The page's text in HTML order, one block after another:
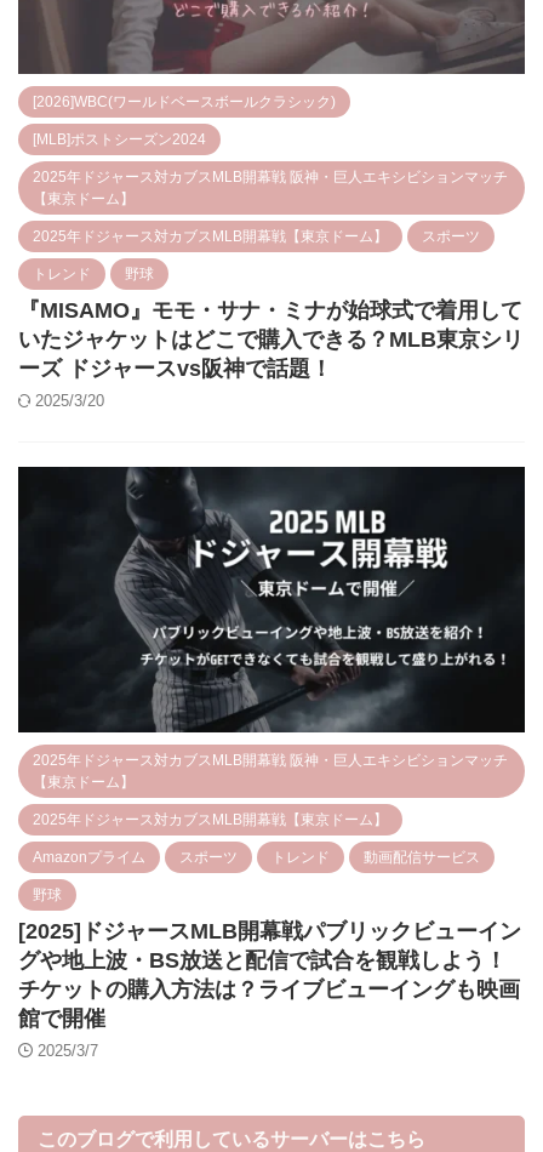
[2026]WBC(ワールドベースボールクラシック)
[MLB]ポストシーズン2024
2025年ドジャース対カブスMLB開幕戦 阪神・巨人エキシビションマッチ
【東京ドーム】
2025年ドジャース対カブスMLB開幕戦【東京ドーム】 スポーツ
トレンド 野球
『MISAMO』モモ・サナ・ミナが始球式で着用して
いたジャケットはどこで購入できる？MLB東京シリ
ーズ ドジャースvs阪神で話題！
2025/3/20
2025年ドジャース対カブスMLB開幕戦 阪神・巨人エキシビションマッチ
【東京ドーム】
2025年ドジャース対カブスMLB開幕戦【東京ドーム】
Amazonプライム スポーツ トレンド 動画配信サービス
野球
[2025]ドジャースMLB開幕戦パブリックビューイン
グや地上波・BS放送と配信で試合を観戦しよう！
チケットの購入方法は？ライブビューイングも映画
館で開催
2025/3/7
このブログで利用しているサーバーはこちら